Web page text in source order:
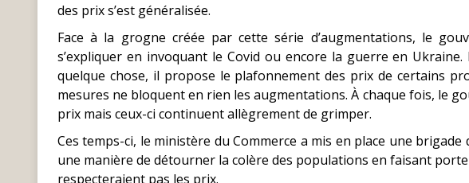
des prix s’est généralisée.
Face à la grogne créée par cette série d’augmentations, le
s’expliquer en invoquant le Covid ou encore la guerre en
quelque chose, il propose le plafonnement des prix de certains
mesures ne bloquent en rien les augmentations. À chaque fois, le
prix mais ceux-ci continuent allègrement de grimper.
Ces temps-ci, le ministère du Commerce a mis en place une
une manière de détourner la colère des populations en faisant
respecteraient pas les prix.